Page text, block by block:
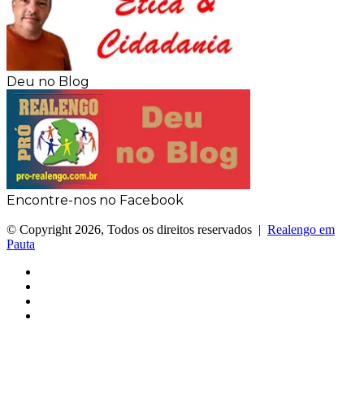
Deu no Blog
Encontre-nos no Facebook
© Copyright 2026, Todos os direitos reservados | Realengo em
Pauta